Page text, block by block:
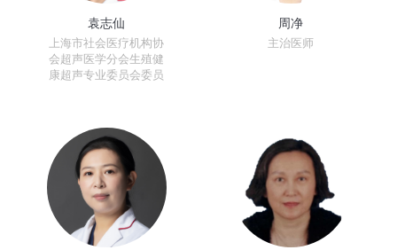
袁志仙
上海市社会医疗机构协
会超声医学分会生殖健
康超声专业委员会委员
周净
主治医师